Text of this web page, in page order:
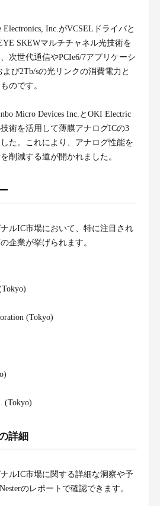
Electronics, Inc.がVCSELドライバと
SKEWマルチチャネル光技術を
次世代通信やPCIe6/7アプリケーシ
よび2Tb/sの光リンクの消費電力と
のです。
Micro Devices Inc.とOKI Electric
術を活用して薄膜アナログICの3
た。これにより、アナログ性能を
削減する道が開かれました。
ルIC市場において、特に注目され
企業が挙げられます。
(Tokyo)
(Tokyo)
詳細
ルIC市場に関する詳細な洞察や予
のレポートで確認できます。